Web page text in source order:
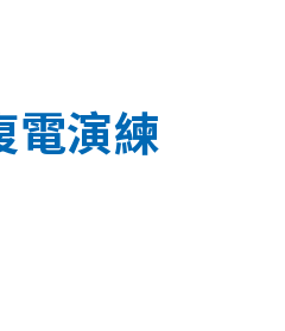
電演練